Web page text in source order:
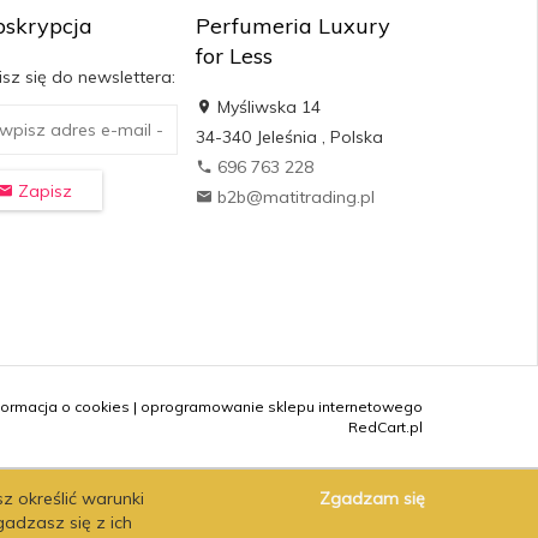
się do newslettera:
Zapisz
Perfumeria Luxury
for Less
Myśliwska 14
34-340 Jeleśnia,Polska
696 763 228
b2b@matitrading.pl
o cookies | oprogramowanie sklepu internetowego
RedCart.pl
określić warunki
się z ich
Zgadzam się